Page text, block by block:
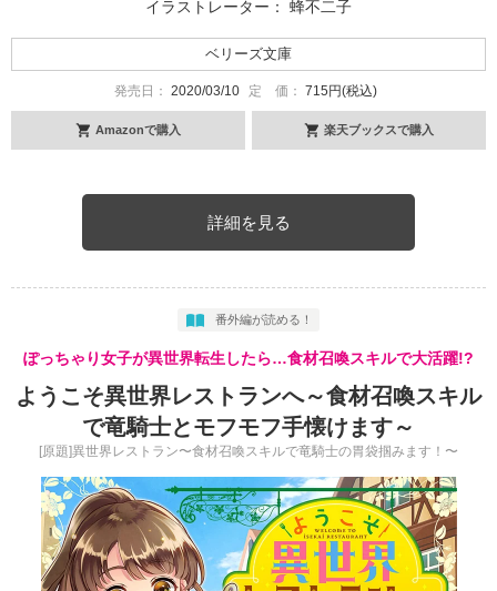
イラストレーター： 蜂不二子
ベリーズ文庫
発売日： 2020/03/10 定 価： 715円(税込)
Amazonで購入 楽天ブックスで購入
詳細を見る
番外編が読める！
ぽっちゃり女子が異世界転生したら…食材召喚スキルで大活躍!?
ようこそ異世界レストランへ～食材召喚スキル
で竜騎士とモフモフ手懐けます～
[原題]異世界レストラン〜食材召喚スキルで竜騎士の胃袋掴みます！〜